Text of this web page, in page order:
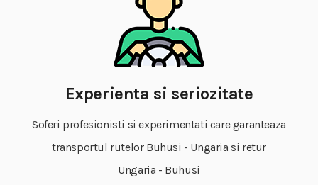
Experienta si seriozitate
Soferi profesionisti si experimentati care garanteaza
transportul rutelor Buhusi - Ungaria si retur
Ungaria - Buhusi